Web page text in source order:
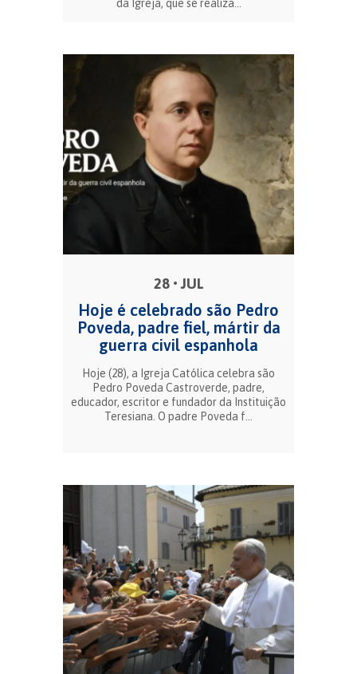
da Igreja, que se realiza...
28 • JUL
Hoje é celebrado são Pedro
Poveda, padre fiel, mártir da
guerra civil espanhola
Hoje (28), a Igreja Católica celebra são
Pedro Poveda Castroverde, padre,
educador, escritor e fundador da Instituição
Teresiana. O padre Poveda f...